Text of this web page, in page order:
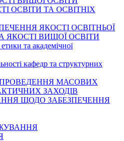
ОСВІТИ ТА ОСВІТНІХ
ЯКОСТІ ОСВІТНЬОЇ
ЯКОСТІ ВИЩОЇ ОСВІТИ
та академічної
кафедр та структурних
МАСОВИХ
ЗАХОДІВ
ЩОДО ЗАБЕЗПЕЧЕННЯ